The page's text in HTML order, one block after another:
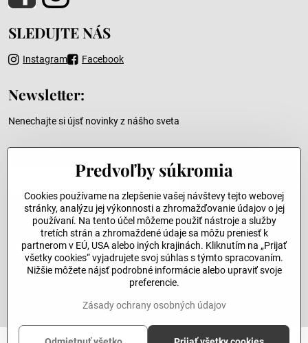
SLEDUJTE NÁS
Instagram Facebook
Newsletter:
Nenechajte si újsť novinky z nášho sveta
Odoslať
2026Copyright
Vytvorené pomocou:BiznisWeb.sk
Predvoľby súkromia
Cookies používame na zlepšenie vašej návštevy tejto webovej
stránky, analýzu jej výkonnosti a zhromažďovanie údajov o jej
používaní. Na tento účel môžeme použiť nástroje a služby
tretích strán a zhromaždené údaje sa môžu preniesť k
partnerom v EÚ, USA alebo iných krajinách. Kliknutím na „Prijať
všetky cookies“ vyjadrujete svoj súhlas s týmto spracovaním.
Nižšie môžete nájsť podrobné informácie alebo upraviť svoje
preferencie.
Zásady ochrany osobných údajov